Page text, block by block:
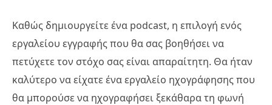
Καθώς δημιουργείτε ένα podcast, η επιλογή ενός
εργαλείου εγγραφής που θα σας βοηθήσει να
πετύχετε τον στόχο σας είναι απαραίτητη. Θα ήταν
καλύτερο να είχατε ένα εργαλείο ηχογράφησης που
θα μπορούσε να ηχογραφήσει ξεκάθαρα τη φωνή